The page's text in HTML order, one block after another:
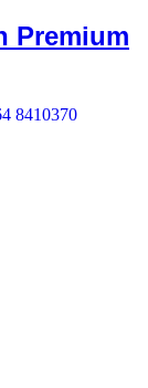
Premium
8410370